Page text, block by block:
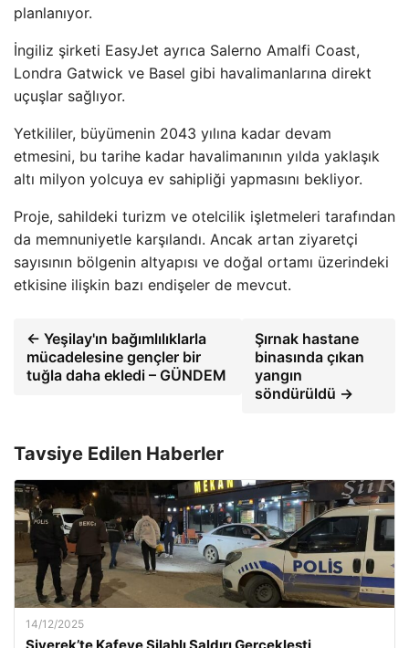
planlanıyor.
İngiliz şirketi EasyJet ayrıca Salerno Amalfi Coast,
Londra Gatwick ve Basel gibi havalimanlarına direkt
uçuşlar sağlıyor.
Yetkililer, büyümenin 2043 yılına kadar devam
etmesini, bu tarihe kadar havalimanının yılda yaklaşık
altı milyon yolcuya ev sahipliği yapmasını bekliyor.
Proje, sahildeki turizm ve otelcilik işletmeleri tarafından
da memnuniyetle karşılandı. Ancak artan ziyaretçi
sayısının bölgenin altyapısı ve doğal ortamı üzerindeki
etkisine ilişkin bazı endişeler de mevcut.
← Yeşilay'ın bağımlılıklarla
mücadelesine gençler bir
tuğla daha ekledi – GÜNDEM
Şırnak hastane
binasında çıkan
yangın
söndürüldü →
Tavsiye Edilen Haberler
14/12/2025
Siverek’te Kafeye Silahlı Saldırı Gerçekleşti